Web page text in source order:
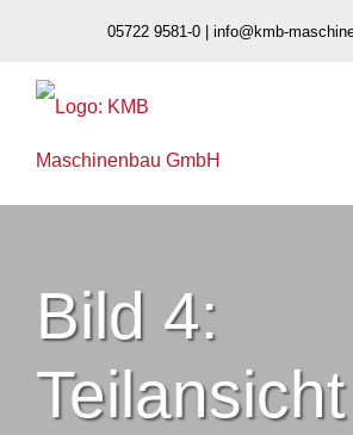
05722 9581-0 | info@kmb-
Bild 4:
Teilansicht